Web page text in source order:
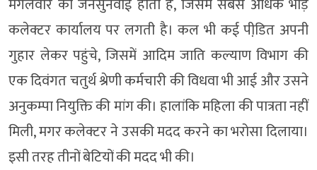
मंगलवार को जनसुनवाई होती है, जिसमें सबसे अधिक भीड़
कलेक्टर कार्यालय पर लगती है। कल भी कई पीडि़त अपनी
गुहार लेकर पहुंचे, जिसमें आदिम जाति कल्याण विभाग की
एक दिवंगत चतुर्थ श्रेणी कर्मचारी की विधवा भी आई और उसने
अनुकम्पा नियुक्ति की मांग की। हालांकि महिला की पात्रता नहीं
मिली, मगर कलेक्टर ने उसकी मदद करने का भरोसा दिलाया।
इसी तरह तीनों बेटियों की मदद भी की।